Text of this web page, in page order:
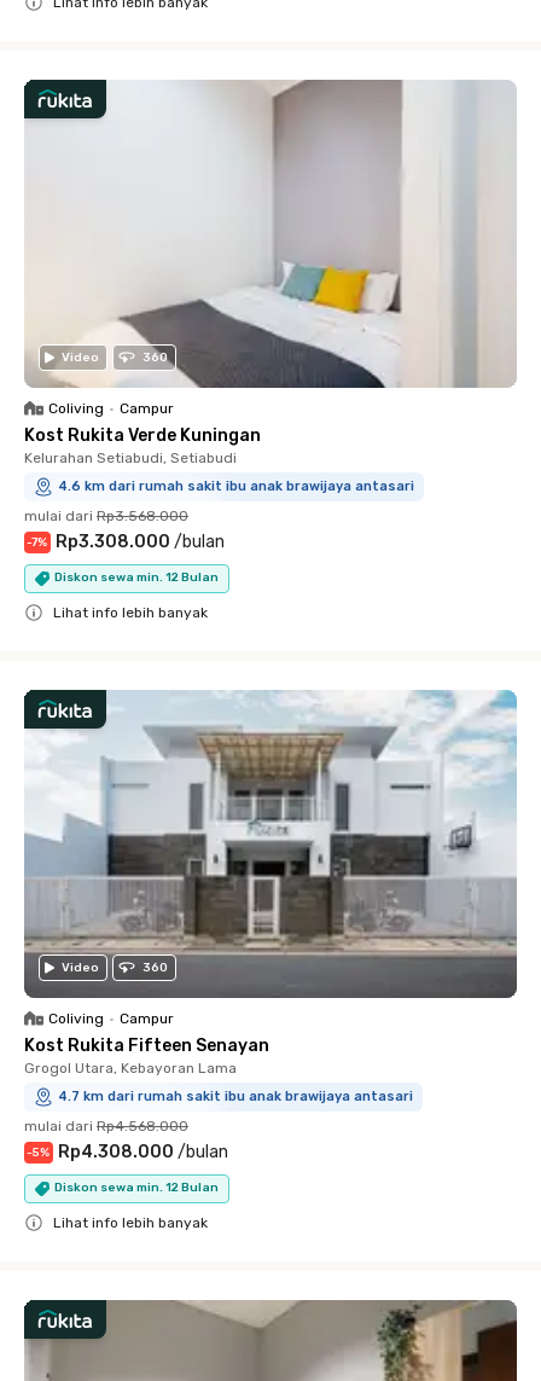
Video 360
Coliving • Campur
Kost Rukita Verde Kuningan
Kelurahan Setiabudi, Setiabudi
4.6 km dari rumah sakit ibu anak brawijaya antasari
mulai dari Rp3.568.000
-7% Rp3.308.000 /bulan
Diskon sewa min. 12 Bulan
Lihat info lebih banyak
Video 360
Coliving • Campur
Kost Rukita Fifteen Senayan
Grogol Utara, Kebayoran Lama
4.7 km dari rumah sakit ibu anak brawijaya antasari
mulai dari Rp4.568.000
-5% Rp4.308.000 /bulan
Diskon sewa min. 12 Bulan
Lihat info lebih banyak